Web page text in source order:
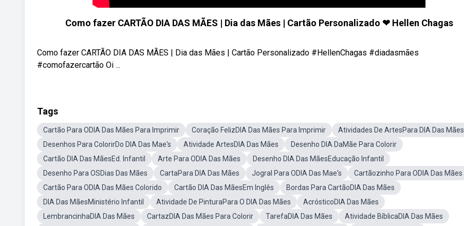
Como fazer CARTÃO DIA DAS MÃES | Dia das Mães | Cartão Personalizado ❤ Hellen Chagas
Como fazer CARTÃO DIA DAS MÃES | Dia das Mães | Cartão Personalizado #HellenChagas #diadasmães
#comofazercartão Oi ...
Tags
Cartão Para ODIA Das Mães Para Imprimir Coração FelizDIA Das Mães Para Imprimir
Atividades De ArtesPara DIA Das Mães
Desenhos Para ColorirDo DIA Das Mae's
Atividade ArtesDIA Das Mães
Desenho DIA DaMãe Para Colorir
Cartão DIA Das MãesEd. Infantil
Arte Para ODIA Das Mães
Desenho DIA Das MãesEducação Infantil
Desenho Para OSDias Das Mães
CartaPara DIA Das Mães Jogral Para ODIA Das Mae's
Cartãozinho Para ODIA Das Mães
Cartão Para ODIA Das Mães Colorido
Cartão DIA Das MãesEm Inglês
Bordas Para CartãoDIA Das Mães
DIA Das MãesMinistério Infantil
Atividade De PinturaPara O DIA Das Mães
AcrósticoDIA Das Mães
LembrancinhaDIA Das Mães
CartazDIA Das Mães Para Colorir TarefaDIA Das Mães
Atividade BíblicaDIA Das Mães